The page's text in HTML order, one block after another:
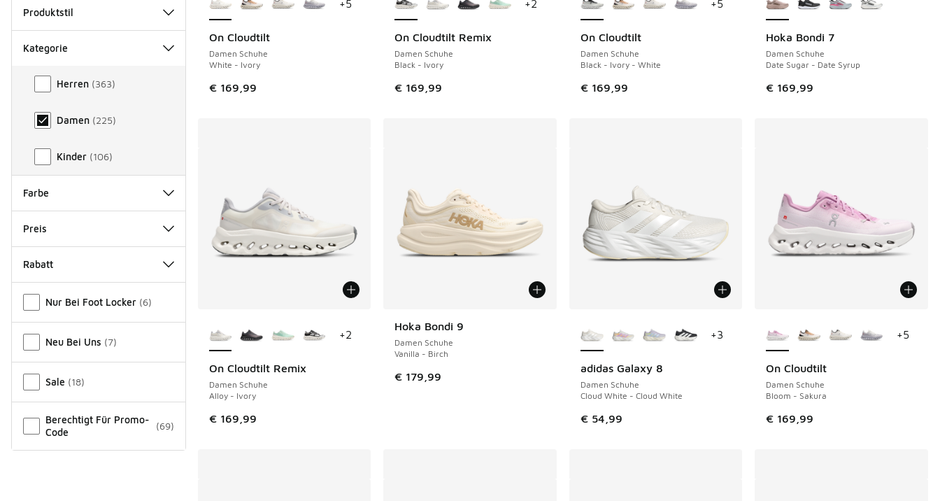
Produktstil
Kategorie
Kategorie
Herren (363)
Damen (225)
Kinder (106)
Farbe
Preis
Rabatt
Nur Bei Foot Locker (6)
Neu Bei Uns (7)
Sale (18)
Berechtigt Für Promo-
Code
(69)
On Cloudtilt
Damen Schuhe
White - Ivory
€ 169,99
+5
On Cloudtilt Remix
Damen Schuhe
Black - Ivory
€ 169,99
+2
On Cloudtilt
Damen Schuhe
Black - Ivory - White
€ 169,99
+5
Hoka Bondi 7
Damen Schuhe
Date Sugar - Date Syrup
€ 169,99
On Cloudtilt Remix
Damen Schuhe
Alloy - Ivory
€ 169,99
+2
Hoka Bondi 9
Damen Schuhe
Vanilla - Birch
€ 179,99
adidas Galaxy 8
Damen Schuhe
Cloud White - Cloud White
€ 54,99
+3
On Cloudtilt
Damen Schuhe
Bloom - Sakura
€ 169,99
+5